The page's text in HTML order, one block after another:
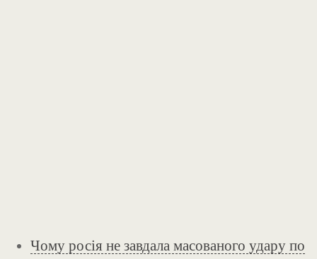
Чому росія не завдала масованого удару по